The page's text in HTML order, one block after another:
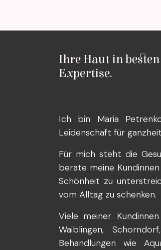
Ihre Haut in
Expertise.
Ich bin Maria
Leidenschaft für
Für mich steht die
berate meine
Schönheit zu
vom Alltag zu schenken.
Viele meiner
Waiblingen,
Behandlungen wie